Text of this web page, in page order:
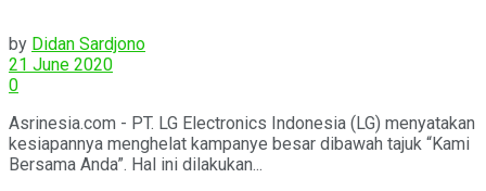
by Didan Sardjono
21 June 2020
0
Asrinesia.com - PT. LG Electronics Indonesia (LG) menyatakan
kesiapannya menghelat kampanye besar dibawah tajuk “Kami
Bersama Anda”. Hal ini dilakukan...